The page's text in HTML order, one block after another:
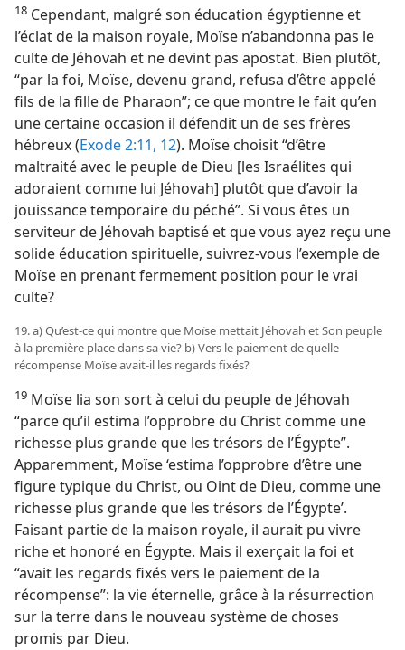
18 Cependant, malgré son éducation égyptienne et
l’éclat de la maison royale, Moïse n’abandonna pas le
culte de Jéhovah et ne devint pas apostat. Bien plutôt,
“par la foi, Moïse, devenu grand, refusa d’être appelé
fils de la fille de Pharaon”; ce que montre le fait qu’en
une certaine occasion il défendit un de ses frères
hébreux (Exode 2:11, 12). Moïse choisit “d’être
maltraité avec le peuple de Dieu [les Israélites qui
adoraient comme lui Jéhovah] plutôt que d’avoir la
jouissance temporaire du péché”. Si vous êtes un
serviteur de Jéhovah baptisé et que vous ayez reçu une
solide éducation spirituelle, suivrez-​vous l’exemple de
Moïse en prenant fermement position pour le vrai
culte?
19. a) Qu’est-​ce qui montre que Moïse mettait Jéhovah et Son peuple
à la première place dans sa vie? b) Vers le paiement de quelle
récompense Moïse avait-​il les regards fixés?
19 Moïse lia son sort à celui du peuple de Jéhovah
“parce qu’il estima l’opprobre du Christ comme une
richesse plus grande que les trésors de l’Égypte”.
Apparemment, Moïse ‘estima l’opprobre d’être une
figure typique du Christ, ou Oint de Dieu, comme une
richesse plus grande que les trésors de l’Égypte’.
Faisant partie de la maison royale, il aurait pu vivre
riche et honoré en Égypte. Mais il exerçait la foi et
“avait les regards fixés vers le paiement de la
récompense”: la vie éternelle, grâce à la résurrection
sur la terre dans le nouveau système de choses
promis par Dieu.